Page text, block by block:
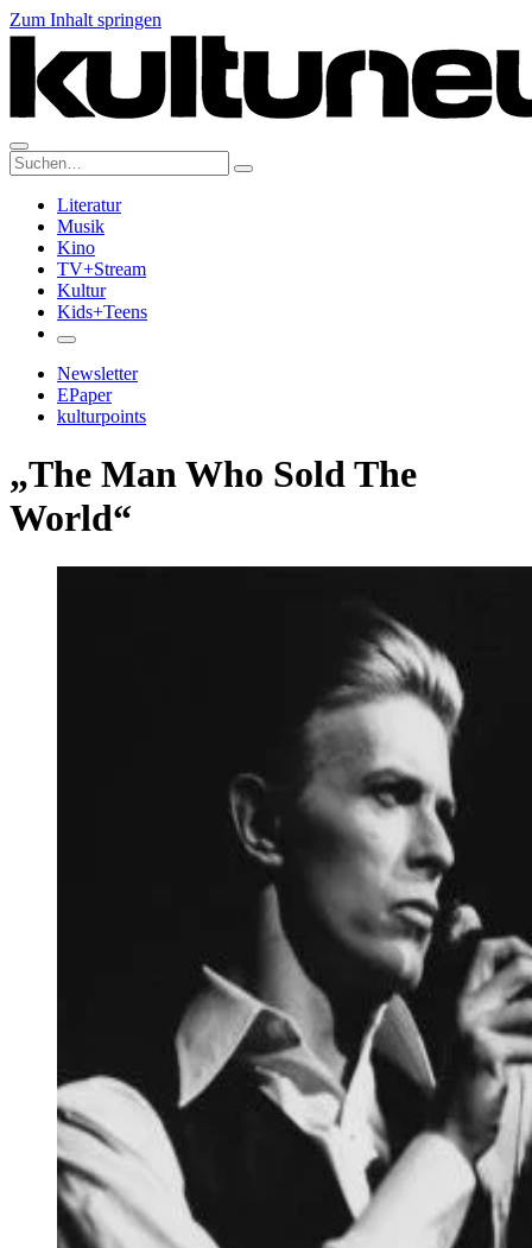
Zum Inhalt springen
Suche:
Literatur
Musik
Kino
TV+Stream
Kultur
Kids+Teens
Newsletter
EPaper
kulturpoints
„The Man Who Sold The
World“